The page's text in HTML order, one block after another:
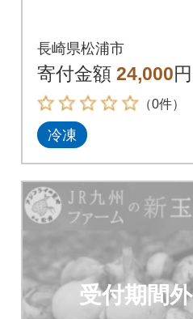
長崎県松浦市
寄付金額 24,000円
（0件）
冷凍
受付期間外